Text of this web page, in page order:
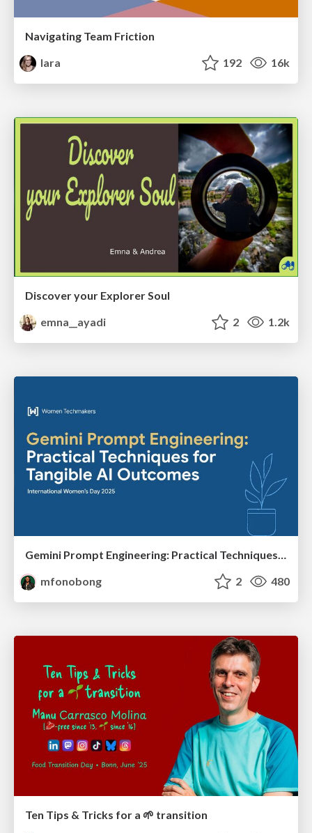
Navigating Team Friction
lara
192 16k
Discover your Explorer Soul
emna__ayadi
2 1.2k
Gemini Prompt Engineering: Practical Techniques for Tangible AI Outcomes
mfonobong
2 480
Ten Tips & Tricks for a 🌱 transition